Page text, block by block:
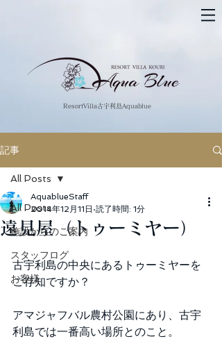
​ResortVilla古宇利島Aquablue
記事
All Posts
施設からのご案内
スタッフログ
お客様
All Posts
遠見屋（トゥーミヤー）
AquablueStaff
2014年12月11日 読了時間: 1分
古宇利島の中央にあるトゥーミヤーを
ご存知ですか？
アマジャフバル農村公園にあり、古宇
利島では一番高い場所とのこと。